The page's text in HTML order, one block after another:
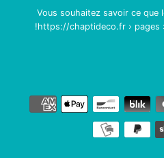
Vous souhaitez savoir ce que
!https://chaptideco.fr › pages